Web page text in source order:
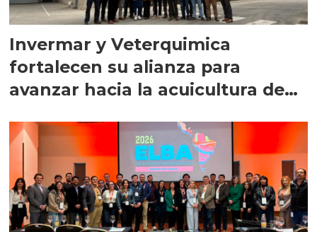
Invermar y Veterquimica
fortalecen su alianza para
avanzar hacia la acuicultura de